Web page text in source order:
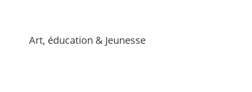
Art, éducation & Jeunesse